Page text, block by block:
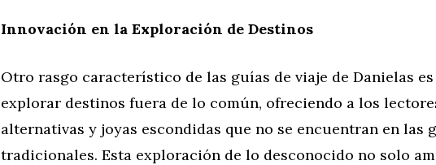
Innovación en la Exploración de Destinos
Otro rasgo característico de las guías de viaje de Danielas
explorar destinos fuera de lo común, ofreciendo a los
alternativas y joyas escondidas que no se encuentran en las
tradicionales. Esta exploración de lo desconocido no solo